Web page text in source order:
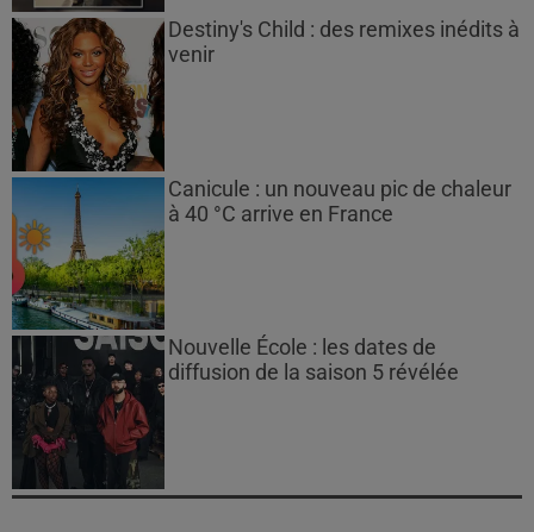
Destiny's Child : des remixes inédits à
venir
Canicule : un nouveau pic de chaleur
à 40 °C arrive en France
Nouvelle École : les dates de
diffusion de la saison 5 révélée